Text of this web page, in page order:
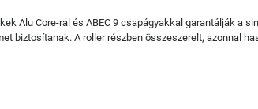
Alu Core-ral és ABEC 9 csapágyakkal garantálják a
biztosítanak. A roller részben összeszerelt, azonnal